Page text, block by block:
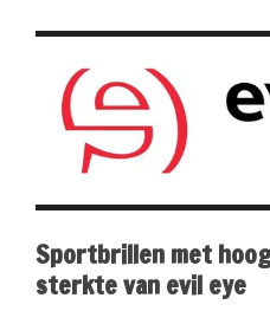
Sportbrillen met
sterkte van evil eye